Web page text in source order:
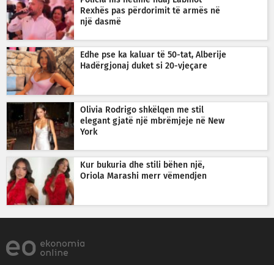
Rexhës pas përdorimit të armës në
një dasmë
Edhe pse ka kaluar të 50-tat, Alberije
Hadërgjonaj duket si 20-vjeçare
Olivia Rodrigo shkëlqen me stil
elegant gjatë një mbrëmjeje në New
York
Kur bukuria dhe stili bëhen një,
Oriola Marashi merr vëmendjen